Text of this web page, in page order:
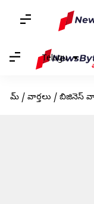
Telugu
హోమ్ / వార్తలు / బిజినెస్